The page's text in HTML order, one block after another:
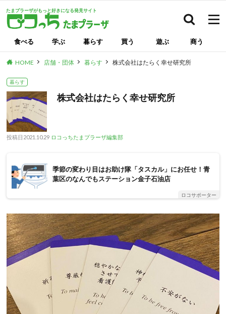
たまプラーザがもっと好きになる発見サイト
食べる 学ぶ 暮らす 買う 遊ぶ 商う
HOME 店舗・団体 暮らす 株式会社はたらく幸せ研究所
暮らす
株式会社はたらく幸せ研究所
投稿日 2021.10.29 ロコっちたまプラーザ編集部
季節の変わり目はお助け隊「タスカル」にお任せ！青
葉区のなんでもステーション金子石油店
ロコサポーター